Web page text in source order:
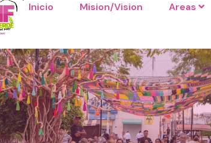
Inicio Mision/Vision Areas